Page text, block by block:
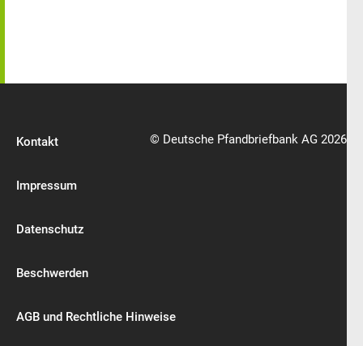
Kontakt
Impressum
Datenschutz
Beschwerden
AGB und Rechtliche Hinweise
© Deutsche Pfandbriefbank AG 2026